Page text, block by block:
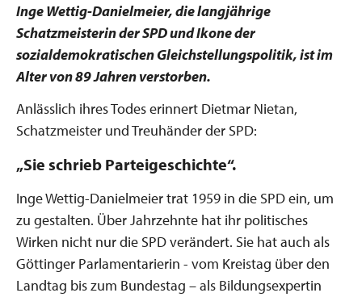
Inge Wettig-Danielmeier, die langjährige
Schatzmeisterin der SPD und Ikone der
sozialdemokratischen Gleichstellungspolitik, ist im
Alter von 89 Jahren verstorben.
Anlässlich ihres Todes erinnert Dietmar Nietan,
Schatzmeister und Treuhänder der SPD:
„Sie schrieb Parteigeschichte“.
Inge Wettig-Danielmeier trat 1959 in die SPD ein, um
zu gestalten. Über Jahrzehnte hat ihr politisches
Wirken nicht nur die SPD verändert. Sie hat auch als
Göttinger Parlamentarierin - vom Kreistag über den
Landtag bis zum Bundestag – als Bildungsexpertin